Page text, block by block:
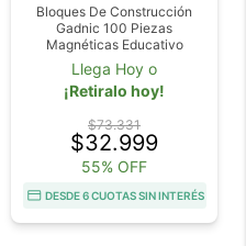
Bloques De Construcción
Gadnic 100 Piezas
Magnéticas Educativo
Llega Hoy o
¡Retiralo hoy!
$73.331
$32.999
55% OFF
DESDE 6 CUOTAS SIN INTERÉS